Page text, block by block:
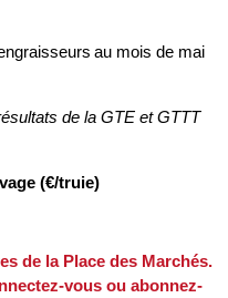
au mois de mai
de la GTE et GTTT
(€/truie)
de la Place des Marchés.
vous ou abonnez-